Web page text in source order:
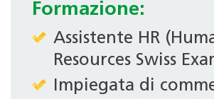
Formazione:
Assistente HR
Resources Swiss
Impiegata di